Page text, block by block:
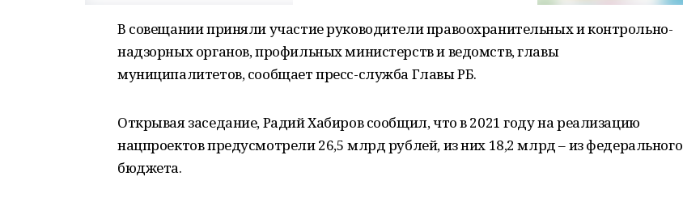
В совещании приняли участие руководители правоохранительных и контрольно-
надзорных органов, профильных министерств и ведомств, главы
муниципалитетов, сообщает пресс-служба Главы РБ.
Открывая заседание, Радий Хабиров сообщил, что в 2021 году на реализацию
нацпроектов предусмотрели 26,5 млрд рублей, из них 18,2 млрд – из федерального
бюджета.